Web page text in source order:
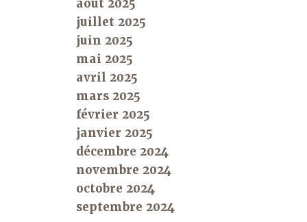
août 2025
juillet 2025
juin 2025
mai 2025
avril 2025
mars 2025
février 2025
janvier 2025
décembre 2024
novembre 2024
octobre 2024
septembre 2024